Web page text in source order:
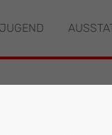
"offcanvas-col3"
JUGEND